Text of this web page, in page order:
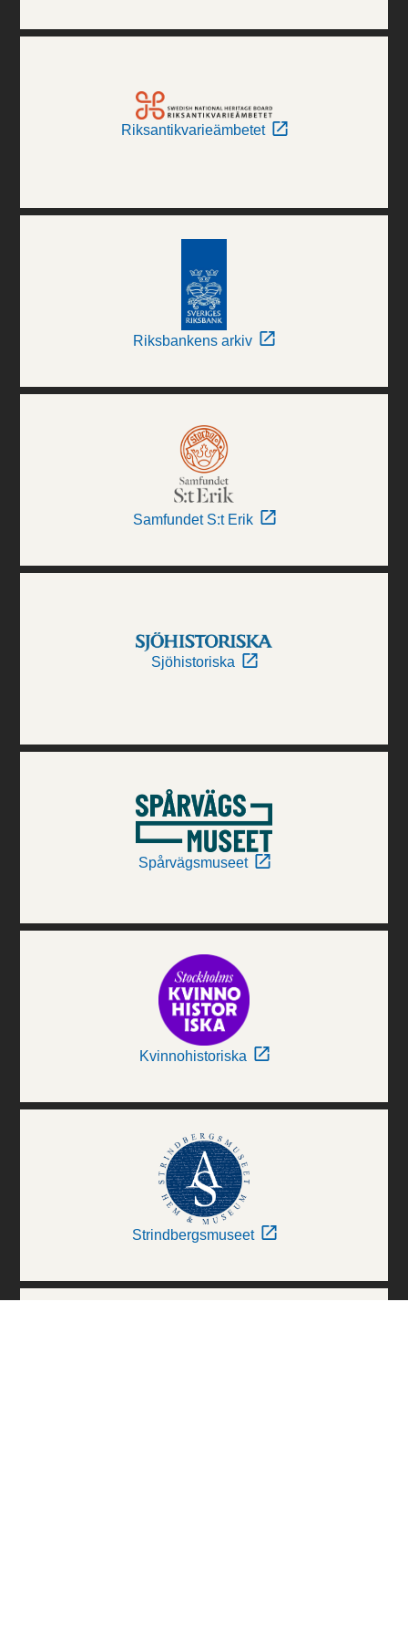
Riksantikvarieämbetet
Riksbankens arkiv
Samfundet S:t Erik
Sjöhistoriska
Spårvägsmuseet
Kvinnohistoriska
Strindbergsmuseet